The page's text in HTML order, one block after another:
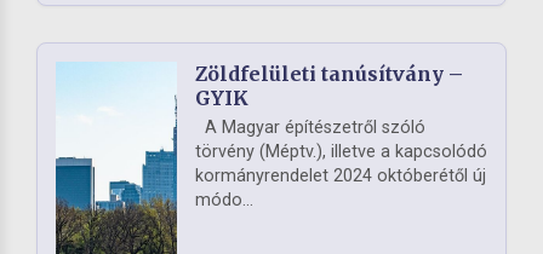
Zöldfelületi tanúsítvány –
GYIK
A Magyar építészetről szóló
törvény (Méptv.), illetve a kapcsolódó
kormányrendelet 2024 októberétől új
módo...